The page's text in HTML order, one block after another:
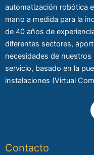
automatización robótica
mano a medida para la
de 40 años de
diferentes sectores,
necesidades de
servicio, basado en la
instalaciones (Virtual
Contacto